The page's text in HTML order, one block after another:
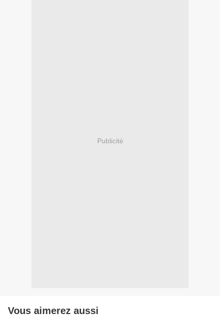
Publicité
Vous aimerez aussi